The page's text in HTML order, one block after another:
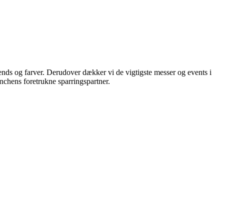
og farver. Derudover dækker vi de vigtigste messer og events i
foretrukne sparringspartner.